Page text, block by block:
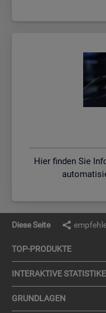
Hier finden Sie
Diese Seite
TOP-PRO­DUK­TE
IN­TER­AK­TI­VE
GRUND­LA­GEN